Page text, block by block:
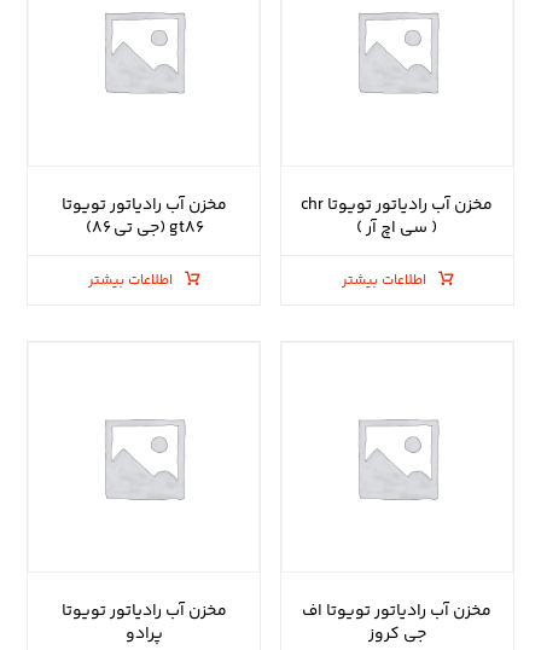
مخزن آب رادیاتور تویوتا chr
( سی اچ آر )
اطلاعات بیشتر
مخزن آب رادیاتور تویوتا
gt۸۶ (جی تی ۸۶)
اطلاعات بیشتر
مخزن آب رادیاتور تویوتا اف
جی کروز
مخزن آب رادیاتور تویوتا
پرادو